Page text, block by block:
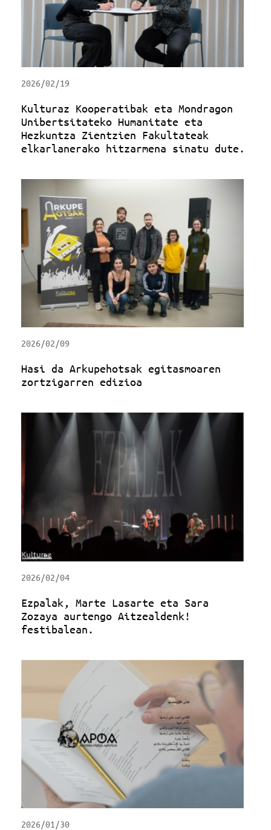
2026/02/19
Kulturaz Kooperatibak eta Mondragon
Unibertsitateko Humanitate eta
Hezkuntza Zientzien Fakultateak
elkarlanerako hitzarmena sinatu dute.
2026/02/09
Hasi da Arkupehotsak egitasmoaren
zortzigarren edizioa
2026/02/04
Ezpalak, Marte Lasarte eta Sara
Zozaya aurtengo Aitzealdenk!
festibalean.
2026/01/30